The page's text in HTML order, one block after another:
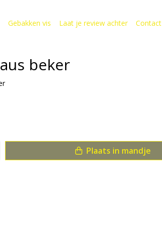
Gebakken vis Laat je review achter Contact
beker
Plaats in mandje